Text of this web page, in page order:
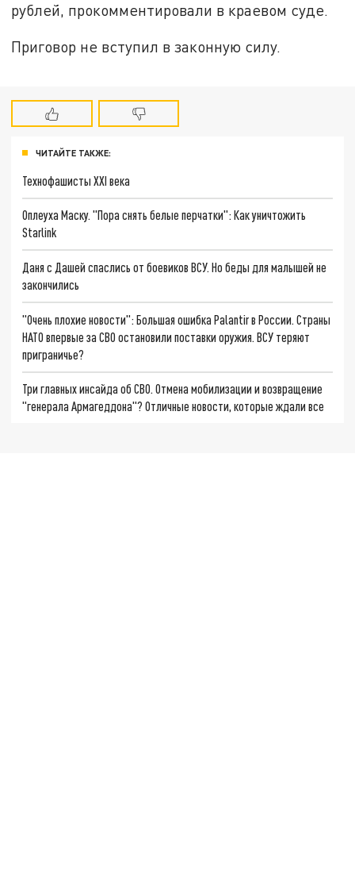
рублей, прокомментировали в краевом суде.
Приговор не вступил в законную силу.
ЧИТАЙТЕ ТАКЖЕ:
Технофашисты XXI века
Оплеуха Маску. "Пора снять белые перчатки": Как уничтожить
Starlink
Даня с Дашей спаслись от боевиков ВСУ. Но беды для малышей не
закончились
"Очень плохие новости": Большая ошибка Palantir в России. Страны
НАТО впервые за СВО остановили поставки оружия. ВСУ теряют
приграничье?
Три главных инсайда об СВО. Отмена мобилизации и возвращение
"генерала Армагеддона"? Отличные новости, которые ждали все